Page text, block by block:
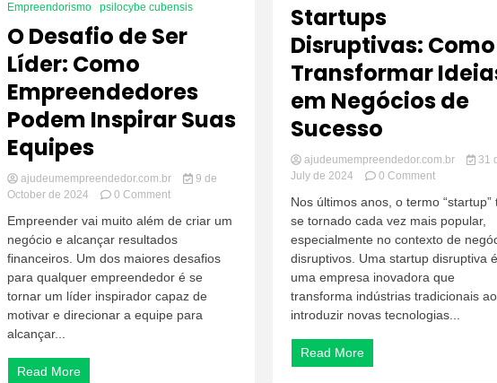
Empreendorismo
psilocybe cubensis
O Desafio de Ser
Líder: Como
Empreendedores
Podem Inspirar Suas
Equipes
ajudeumempreendedor.com.br
9 de
October de 2024
0 Commenton
Desafio
de
Ser
Líder:
Como
Empreendedores
Podem
Empreender vai muito além de criar um
negócio e alcançar resultados
financeiros. Um dos maiores desafios
para qualquer empreendedor é se
tornar um líder inspirador capaz de
motivar e direcionar a equipe para
alcançar...
Read More
Startups
Disruptivas: Como
Transformar
em Negócios de
Sucesso
ajudeumempreendedor.com.br
31
July de 2024
0 Commenton
Disruptivas:
Como
Transformar
Ideias
Negócios
de
Sucesso
Nos últimos anos, o termo “startup”
se tornado cada vez mais popular,
especialmente no contexto de
disruptivos. Uma startup disruptiva é
uma empresa inovadora que
transforma indústrias tradicionais ao
introduzir novas tecnologias...
Read More